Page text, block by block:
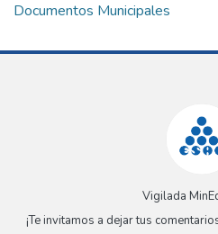
Documentos Municipales
Vigilada
¡Te invitamos a dejar tus